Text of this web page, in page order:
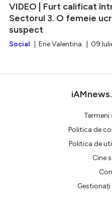
VIDEO | Furt calificat
Sectorul 3. O femeie
suspect
Social | Ene Valentina | 09
Politica de
Politica de
Cine
Gestionați